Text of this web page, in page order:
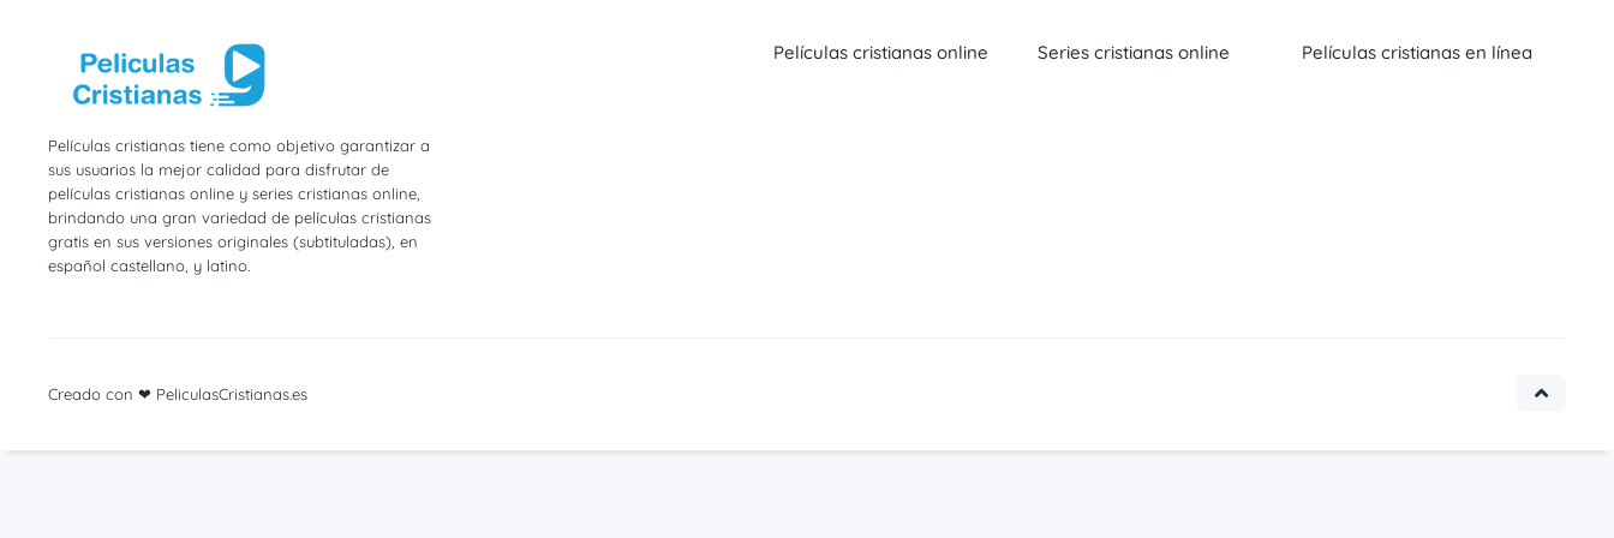
Películas cristianas online Series cristianas online Películas cristianas en línea
Películas cristianas tiene como objetivo garantizar a
sus usuarios la mejor calidad para disfrutar de
películas cristianas online y series cristianas online,
brindando una gran variedad de películas cristianas
gratis en sus versiones originales (subtituladas), en
español castellano, y latino.
Creado con ❤ PeliculasCristianas.es